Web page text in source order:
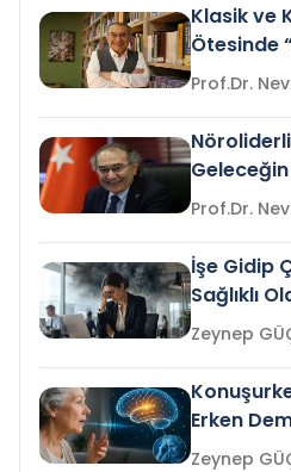
Klasik ve
Ötesinde
İşe Gidip
Sağlıklı
Gelir mi?
Erken
mi?